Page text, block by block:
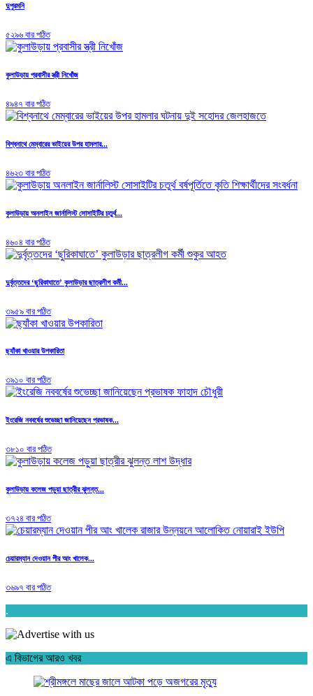
দুপুরমনি
৫২৯৬ বার পঠিত
কুলাউড়ায় প্রবাসীর স্ত্রী নিখোঁজ
৪৯৪৭ বার পঠিত
বিশ্বনাথে মেম্বারের ভাইয়ের উপর হামলার...
৪৬২৩ বার পঠিত
কুলাউড়ায় অনলাইন জার্নালিস্ট সোসাইটির চতুর্থ...
৪৬০৪ বার পঠিত
দুর্বৃত্তদের ‘ছুরিকাঘাতে’ কুলাউড়ার ছাত্রলীগ কর্মী...
৩৯৫৯ বার পঠিত
ছ্যাঁকা খাওয়ার উপকারিতা
৩৯১০ বার পঠিত
ইংরেজি নববর্ষের শুভেচ্ছা জানিয়েছেন প্রভাষক...
৩৮১০ বার পঠিত
কুলাউড়ায় কলেজ পড়ুয়া ছাত্রীর ঝুলন্ত...
৩৭২৪ বার পঠিত
চেয়ারম্যান দেওয়ান পীর আং খালেক...
৩৬৯৭ বার পঠিত
.
এ বিভাগের আরও খবর